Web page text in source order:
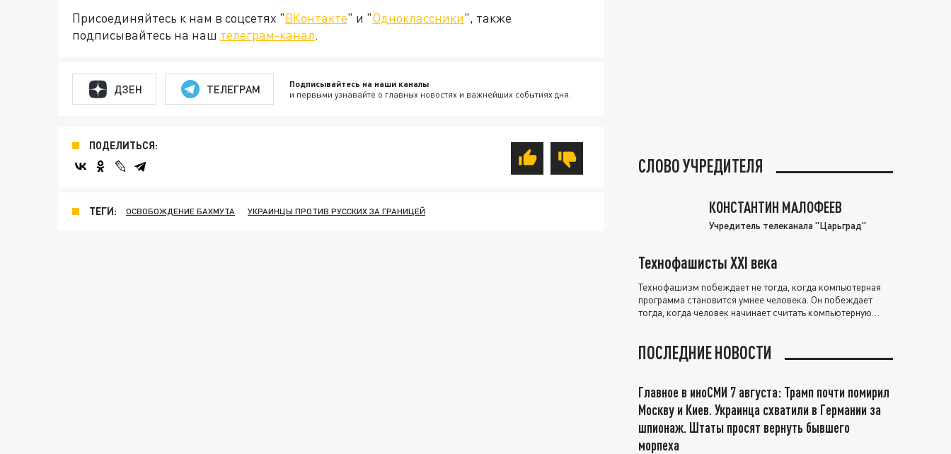
Присоединяйтесь к нам в соцсетях "ВКонтакте" и "Одноклассники", также
подписывайтесь на наш телеграм-канал.
ДЗЕН ТЕЛЕГРАМ Подписывайтесь на наши каналы
и первыми узнавайте о главных новостях и важнейших событиях дня.
ПОДЕЛИТЬСЯ:
ТЕГИ: ОСВОБОЖДЕНИЕ БАХМУТА УКРАИНЦЫ ПРОТИВ РУССКИХ ЗА ГРАНИЦЕЙ
СЛОВО УЧРЕДИТЕЛЯ
КОНСТАНТИН МАЛОФЕЕВ
Учредитель телеканала "Царьград"
Технофашисты XXI века
Технофашизм побеждает не тогда, когда компьютерная
программа становится умнее человека. Он побеждает
тогда, когда человек начинает считать компьютерную
ПОСЛЕДНИЕ НОВОСТИ
Главное в иноСМИ 7 августа: Трамп почти помирил
Москву и Киев. Украинца схватили в Германии за
шпионаж. Штаты просят вернуть бывшего
морпеха